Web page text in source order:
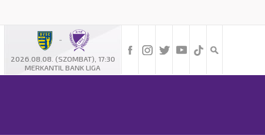
-
2026.08.08. (SZOMBAT), 17:30
MERKANTIL BANK LIGA